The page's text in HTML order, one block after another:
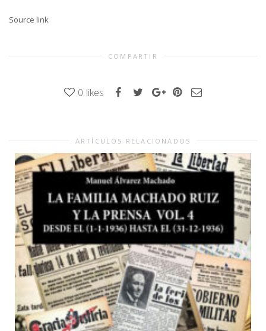
Source link
COMPARTIR
0 likes
ARTÍCULOS RELACIONADOS